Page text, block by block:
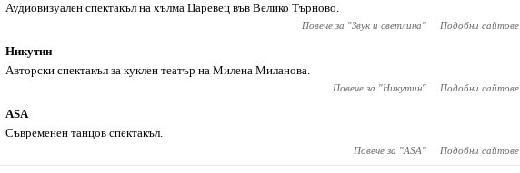
Аудиовизуален спектакъл на хълма Царевец във Велико Търново.
Повече за "Звук и светлина" Подобни сайтове
Никутин
Авторски спектакъл за куклен театър на Милена Миланова.
Повече за "Никутин" Подобни сайтове
ASA
Съвременен танцов спектакъл.
Повече за "ASA" Подобни сайтове